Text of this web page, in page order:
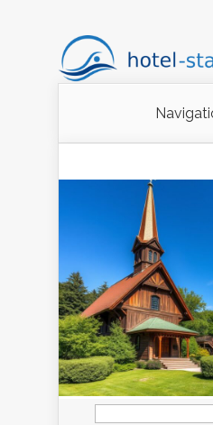
Szukaj: